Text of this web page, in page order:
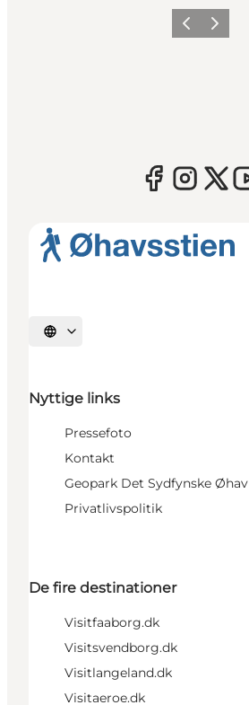
ForrigeNæste
Vælg sprog
Nyttige links
Pressefoto
Kontakt
Geopark Det Sydfynske Øhav
Privatlivspolitik
De fire destinationer
Visitfaaborg.dk
Visitsvendborg.dk
Visitlangeland.dk
Visitaeroe.dk